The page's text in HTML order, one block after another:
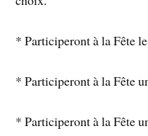
* Participeront à la Fête
* Participeront à la Fête
* Participeront à la Fête